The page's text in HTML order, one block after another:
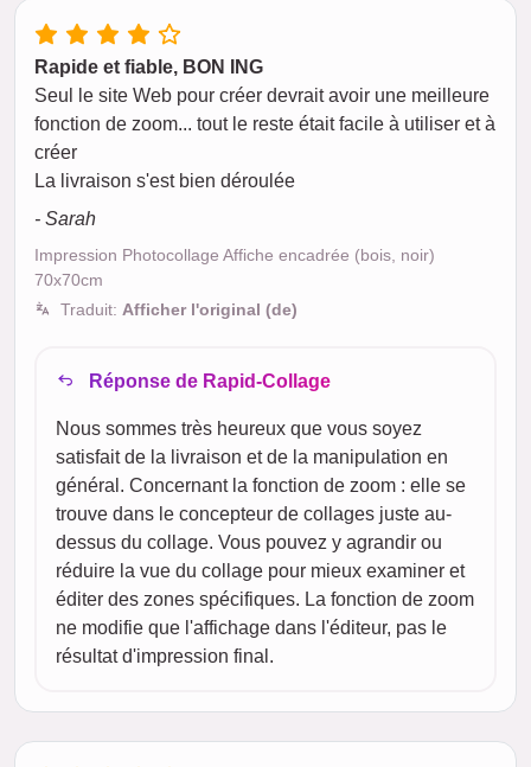
Rapide et fiable, BON ING
Seul le site Web pour créer devrait avoir une meilleure
fonction de zoom... tout le reste était facile à utiliser et à
créer
La livraison s'est bien déroulée
- Sarah
Impression Photocollage Affiche encadrée (bois, noir)
70x70cm
Traduit: Afficher l'original (de)
Réponse de Rapid-Collage
Nous sommes très heureux que vous soyez
satisfait de la livraison et de la manipulation en
général. Concernant la fonction de zoom : elle se
trouve dans le concepteur de collages juste au-
dessus du collage. Vous pouvez y agrandir ou
réduire la vue du collage pour mieux examiner et
éditer des zones spécifiques. La fonction de zoom
ne modifie que l'affichage dans l'éditeur, pas le
résultat d'impression final.